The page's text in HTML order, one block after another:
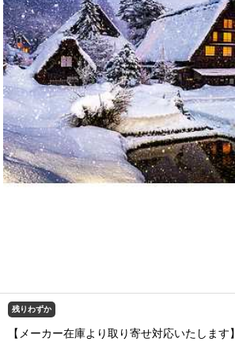
残りわずか
【メーカー在庫より取り寄せ対応いたします】